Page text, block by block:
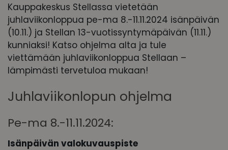
Kauppakeskus Stellassa vietetään
juhlaviikonloppua pe-ma 8.-11.11.2024 isänpäivän
(10.11.) ja Stellan 13-vuotissyntymäpäivän (11.11.)
kunniaksi! Katso ohjelma alta ja tule
viettämään juhlaviikonloppua Stellaan –
lämpimästi tervetuloa mukaan!
Juhlaviikonlopun ohjelma
Pe-ma 8.-11.11.2024:
Isänpäivän valokuvauspiste